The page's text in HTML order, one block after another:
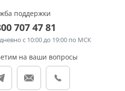
поддержки
707 47 81
с 10:00 до 19:00 по МСК
на ваши вопросы